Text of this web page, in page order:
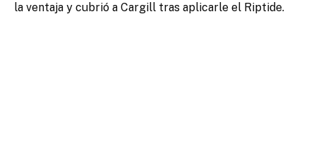
la ventaja y cubrió a Cargill tras aplicarle el Riptide.